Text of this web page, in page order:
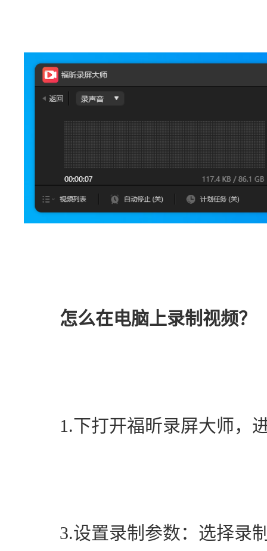
怎么在电脑上录制视频？
1.下打开福昕录屏大师，进
3.设置录制参数：选择录制